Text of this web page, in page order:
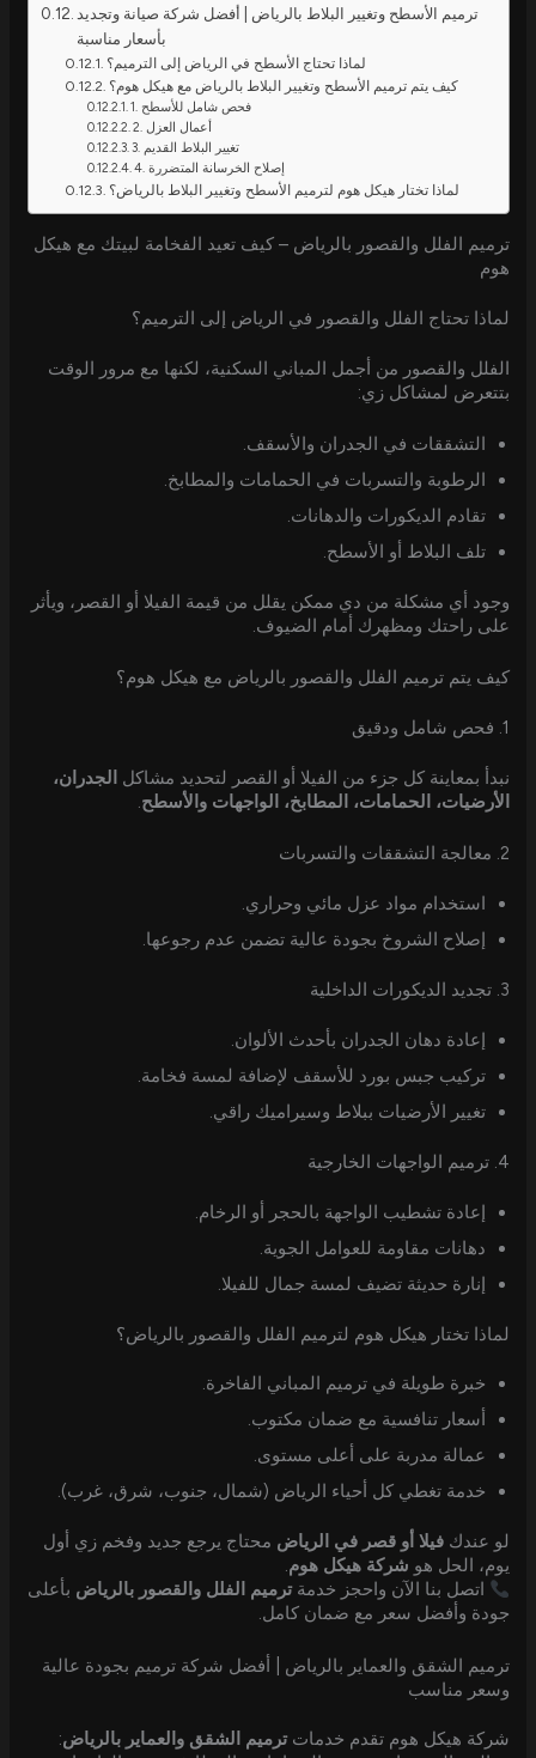
ترميم الأسطح وتغيير البلاط بالرياض | أفضل شركة صيانة وتجديد
بأسعار مناسبة
لماذا تحتاج الأسطح في الرياض إلى الترميم؟
كيف يتم ترميم الأسطح وتغيير البلاط بالرياض مع هيكل هوم؟
1. فحص شامل للأسطح
2. أعمال العزل
3. تغيير البلاط القديم
4. إصلاح الخرسانة المتضررة
لماذا تختار هيكل هوم لترميم الأسطح وتغيير البلاط بالرياض؟
ترميم الفلل والقصور بالرياض – كيف تعيد الفخامة لبيتك مع هيكل
هوم
لماذا تحتاج الفلل والقصور في الرياض إلى الترميم؟
الفلل والقصور من أجمل المباني السكنية، لكنها مع مرور الوقت
بتتعرض لمشاكل زي:
التشققات في الجدران والأسقف.
الرطوبة والتسربات في الحمامات والمطابخ.
تقادم الديكورات والدهانات.
تلف البلاط أو الأسطح.
وجود أي مشكلة من دي ممكن يقلل من قيمة الفيلا أو القصر، ويأثر
على راحتك ومظهرك أمام الضيوف.
كيف يتم ترميم الفلل والقصور بالرياض مع هيكل هوم؟
1. فحص شامل ودقيق
نبدأ بمعاينة كل جزء من الفيلا أو القصر لتحديد مشاكل الجدران،
الأرضيات، الحمامات، المطابخ، الواجهات والأسطح.
2. معالجة التشققات والتسربات
استخدام مواد عزل مائي وحراري.
إصلاح الشروخ بجودة عالية تضمن عدم رجوعها.
3. تجديد الديكورات الداخلية
إعادة دهان الجدران بأحدث الألوان.
تركيب جبس بورد للأسقف لإضافة لمسة فخامة.
تغيير الأرضيات ببلاط وسيراميك راقي.
4. ترميم الواجهات الخارجية
إعادة تشطيب الواجهة بالحجر أو الرخام.
دهانات مقاومة للعوامل الجوية.
إنارة حديثة تضيف لمسة جمال للفيلا.
لماذا تختار هيكل هوم لترميم الفلل والقصور بالرياض؟
خبرة طويلة في ترميم المباني الفاخرة.
أسعار تنافسية مع ضمان مكتوب.
عمالة مدربة على أعلى مستوى.
خدمة تغطي كل أحياء الرياض (شمال، جنوب، شرق، غرب).
لو عندكفيلا أو قصر في الرياض محتاج يرجع جديد وفخم زي أول
يوم، الحل هو شركة هيكل هوم.
اتصل بنا الآن واحجز خدمةترميم الفلل والقصور بالرياض بأعلى
جودة وأفضل سعر مع ضمان كامل.
ترميم الشقق والعماير بالرياض | أفضل شركة ترميم بجودة عالية
وسعر مناسب
شركة هيكل هوم تقدم خدماتترميم الشقق والعماير بالرياض: